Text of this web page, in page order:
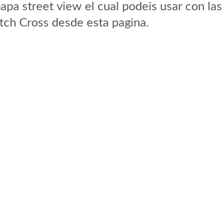
street view el cual podeis usar con las
Cross desde esta pagina.